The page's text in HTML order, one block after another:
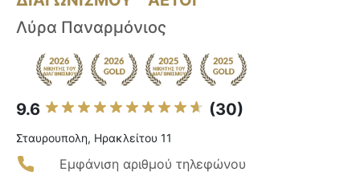
Λύρα Παναρμόνιος
9.6 (30)
Σταυρουπολη, Ηρακλείτου 11
Εμφάνιση αριθμού τηλεφώνου